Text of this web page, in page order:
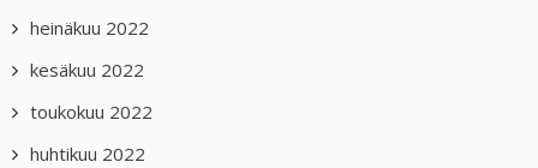
heinäkuu 2022
kesäkuu 2022
toukokuu 2022
huhtikuu 2022